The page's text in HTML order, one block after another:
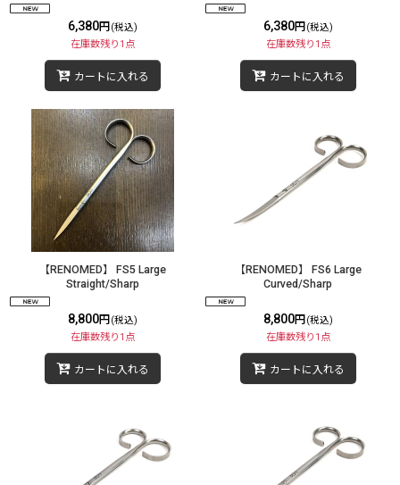
6,380円 (税込)
在庫数残り1点
カートに入れる
6,380円 (税込)
在庫数残り1点
カートに入れる
【RENOMED】 FS5 Large
Straight/Sharp
8,800円 (税込)
在庫数残り1点
カートに入れる
【RENOMED】 FS6 Large
Curved/Sharp
8,800円 (税込)
在庫数残り1点
カートに入れる